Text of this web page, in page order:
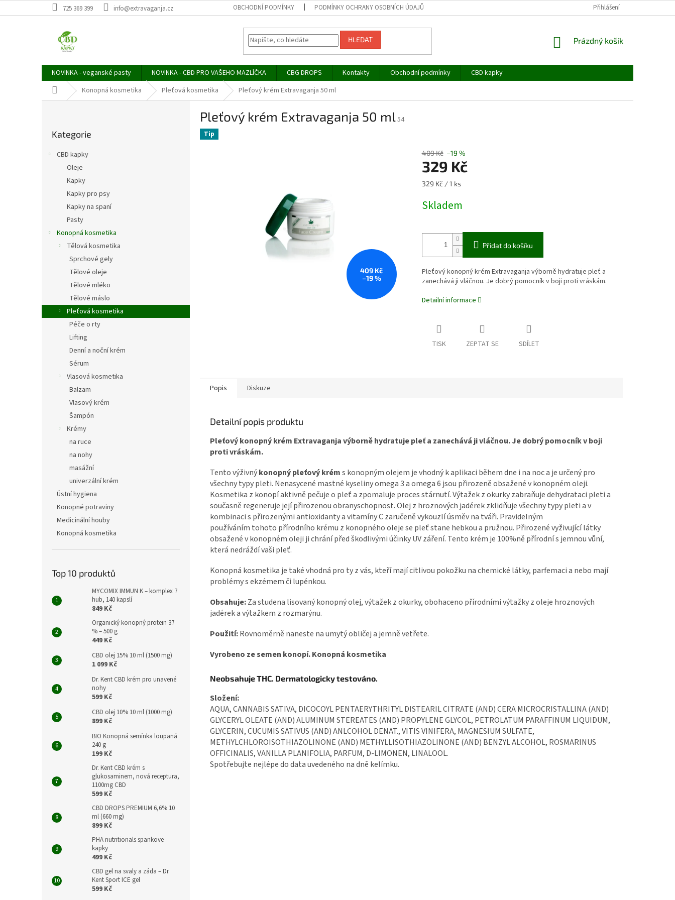
na
725 369 399 info@extravaganja.cz OBCHODNÍ PODMÍNKY PODMÍNKY OCHRANY OSOBNÍCH ÚDAJŮ Přihlášení
HLEDAT
NÁKUPNÍ
Prázdný košík
NOVINKA - veganské pasty NOVINKA - CBD PRO VAŠEHO MAZLÍČKA CBG DROPS Kontakty Obchodní podmínky
CBD kapky
Domů Konopná kosmetika Pleťová kosmetika Pleťový krém Extravaganja 50 ml
kategorie
Kategorie
CBD kapky
Oleje
Kapky
Kapky pro psy
Kapky na spaní
Pasty
Konopná kosmetika
Tělová kosmetika
Sprchové gely
Tělové oleje
Tělové mléko
Tělové máslo
Pleťová kosmetika
Péče o rty
Lifting
Denní a noční krém
Sérum
Vlasová kosmetika
Balzam
Vlasový krém
Šampón
Krémy
na ruce
na nohy
masážní
univerzální krém
Ústní hygiena
Konopné potraviny
Medicinální houby
Konopná kosmetika
Top 10 produktů
MYCOMIX IMMUN K – komplex 7
hub, 140 kapslí
849 Kč
Organický konopný protein 37
% – 500 g
449 Kč
CBD olej 15% 10 ml (1500 mg)
1 099 Kč
Dr. Kent CBD krém pro unavené
nohy
599 Kč
CBD olej 10% 10 ml (1000 mg)
899 Kč
BIO Konopná semínka loupaná
240 g
199 Kč
Dr. Kent CBD krém s
glukosaminem, nová receptura,
1100mg CBD
599 Kč
CBD DROPS PREMIUM 6,6% 10
ml (660 mg)
899 Kč
PHA nutritionals spankove
kapky
499 Kč
CBD gel na svaly a záda – Dr.
Kent Sport ICE gel
599 Kč
Pleťový krém Extravaganja 50 ml54
Tip
409 Kč
–19 %
409 Kč –19 %
329 Kč
Měrná
329 Kč / 1 ks
Skladem
Přidat do košíku
Pleťový konopný krém Extravaganja výborně hydratuje pleť a
zanechává ji vláčnou. Je dobrý pomocník v boji proti vráskám.
Detailní informace
TISK ZEPTAT SE SDÍLET
Popis Diskuze
Detailní popis produktu
Pleťový konopný krém Extravaganja výborně hydratuje pleť a zanechává ji vláčnou. Je dobrý pomocník v boji
proti vráskám.
Tento výživnýkonopný pleťový kréms konopným olejem je vhodný k aplikaci během dne i na noc a je určený pro
všechny typy pleti. Nenasycené mastné kyseliny omega 3 a omega 6 jsou přirozeně obsažené v konopném oleji.
Kosmetika z konopí aktivně pečuje o pleť a zpomaluje proces stárnutí. Výtažek z okurky zabraňuje dehydrataci pleti a
současně regeneruje její přirozenou obranyschopnost. Olej z hroznových jadérek zklidňuje všechny typy pleti a v
kombinaci s přirozenými antioxidanty a vitamíny C zaručeně vykouzlí úsměv na tváři. Pravidelným
používáním tohoto přírodního krému z konopného oleje se pleť stane hebkou a pružnou. Přirozené vyživující látky
obsažené v konopném oleji ji chrání před škodlivými účinky UV záření. Tento krém je 100%ně přírodní s jemnou vůní,
která nedráždí vaši pleť.
Konopná kosmetika je také vhodná pro ty z vás, kteří mají citlivou pokožku na chemické látky, parfemaci a nebo mají
problémy s ekzémem či lupénkou.
Obsahuje:Za studena lisovaný konopný olej, výtažek z okurky, obohaceno přírodními výtažky z oleje hroznových
jadérek a výtažkem z rozmarýnu.
Použití:Rovnoměrně naneste na umytý obličej a jemně vetřete.
Vyrobeno ze semen konopí. Konopná kosmetika
Neobsahuje THC. Dermatologicky testováno.
Složení:
AQUA, CANNABIS SATIVA, DICOCOYL PENTAERYTHRITYL DISTEARIL CITRATE (AND) CERA MICROCRISTALLINA (AND)
GLYCERYL OLEATE (AND) ALUMINUM STEREATES (AND) PROPYLENE GLYCOL, PETROLATUM PARAFFINUM LIQUIDUM,
GLYCERIN, CUCUMIS SATIVUS (AND) ANLCOHOL DENAT., VITIS VINIFERA, MAGNESIUM SULFATE,
METHYLCHLOROISOTHIAZOLINONE (AND) METHYLLISOTHIAZOLINONE (AND) BENZYL ALCOHOL, ROSMARINUS
OFFICINALIS, VANILLA PLANIFOLIA, PARFUM, D-LIMONEN, LINALOOL.
Spotřebujte nejlépe do data uvedeného na dně kelímku.